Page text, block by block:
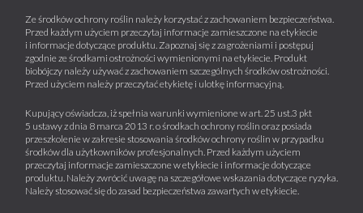
Ze środków ochrony roślin należy korzystać z zachowaniem bezpieczeństwa.
Przed każdym użyciem przeczytaj informacje zamieszczone na etykiecie
i informacje dotyczące produktu. Zapoznaj się z zagrożeniami i postępuj
zgodnie ze środkami ostrożności wymienionymi na etykiecie. Produkt
biobójczy należy używać z zachowaniem szczególnych środków ostrożności.
Przed użyciem należy przeczytać etykietę i ulotkę informacyjną.
Kupujący oświadcza, iż spełnia warunki wymienione w art. 25 ust.3 pkt
5 ustawy z dnia 8 marca 2013 r. o środkach ochrony roślin oraz posiada
przeszkolenie w zakresie stosowania środków ochrony roślin w przypadku
środków dla użytkowników profesjonalnych. Przed każdym użyciem
przeczytaj informacje zamieszczone w etykiecie i informacje dotyczące
produktu. Należy zwrócić uwagę na szczegółowe wskazania dotyczące ryzyka.
Należy stosować się do zasad bezpieczeństwa zawartych w etykiecie.